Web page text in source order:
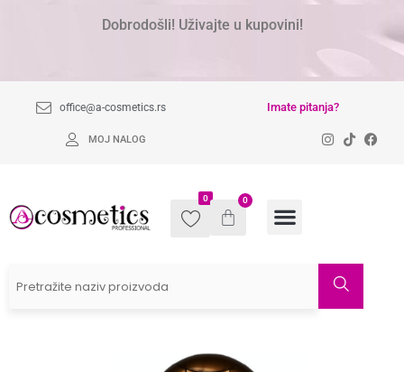
Dobrodošli! Uživajte u kupovini!
office@a-cosmetics.rs Imate pitanja?
MOJ NALOG
0 0